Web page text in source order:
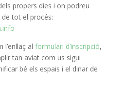
propers dies i on podreu
tot el procés:
l’enllaç al formulari d’inscripció,
tan aviat com us sigui
bé els espais i el dinar de